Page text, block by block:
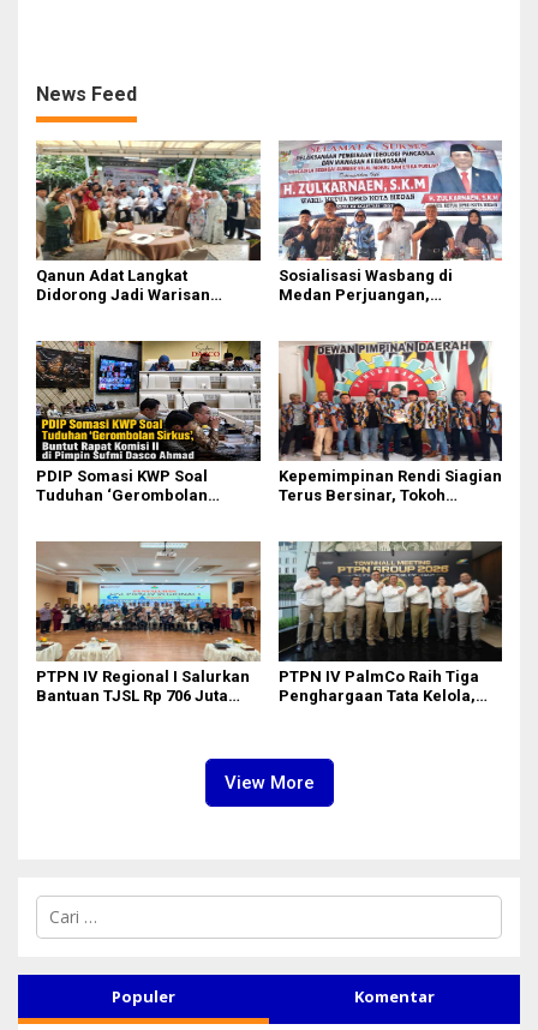
News Feed
Qanun Adat Langkat
Didorong Jadi Warisan
Sosialisasi Wasbang di
Medan Perjuangan,
Anak
PDIP Somasi KWP Soal
Tuduhan ‘Gerombolan
Kepemimpinan Rendi Siagian
Terus Bersinar, Tokoh
PTPN IV Regional I Salurkan
Bantuan TJSL Rp 706 Juta
PTPN IV PalmCo Raih Tiga
Penghargaan Tata Kelola,
View More
C
i
n
Populer Komentar